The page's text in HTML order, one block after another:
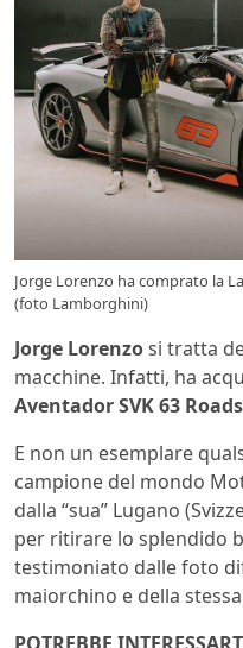
Jorge Lorenzo ha comprato la
(foto Lamborghini)
Jorge Lorenzosi tratta
macchine. Infatti, ha
Aventador SVK 63
E non un esemplare
campione del mondo
dalla “sua” Lugano
per ritirare lo splendido
testimoniato dalle foto
maiorchino e della